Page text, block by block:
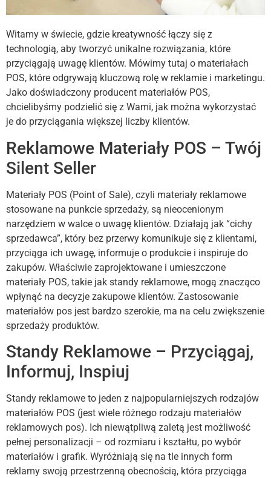
Witamy w świecie, gdzie kreatywność łączy się z
technologią, aby tworzyć unikalne rozwiązania, które
przyciągają uwagę klientów. Mówimy tutaj o materiałach
POS, które odgrywają kluczową rolę w reklamie i marketingu.
Jako doświadczony producent materiałów POS,
chcielibyśmy podzielić się z Wami, jak można wykorzystać
je do przyciągania większej liczby klientów.
Reklamowe Materiały POS – Twój
Silent Seller
Materiały POS (Point of Sale), czyli materiały reklamowe
stosowane na punkcie sprzedaży, są nieocenionym
narzędziem w walce o uwagę klientów. Działają jak “cichy
sprzedawca”, który bez przerwy komunikuje się z klientami,
przyciąga ich uwagę, informuje o produkcie i inspiruje do
zakupów. Właściwie zaprojektowane i umieszczone
materiały POS, takie jak standy reklamowe, mogą znacząco
wpłynąć na decyzje zakupowe klientów. Zastosowanie
materiałów pos jest bardzo szerokie, ma na celu zwiększenie
sprzedaży produktów.
Standy Reklamowe – Przyciągaj,
Informuj, Inspiuj
Standy reklamowe to jeden z najpopularniejszych rodzajów
materiałów POS (jest wiele różnego rodzaju materiałów
reklamowych pos). Ich niewątpliwą zaletą jest możliwość
pełnej personalizacji – od rozmiaru i kształtu, po wybór
materiałów i grafik. Wyróżniają się na tle innych form
reklamy swoją przestrzenną obecnością, która przyciąga